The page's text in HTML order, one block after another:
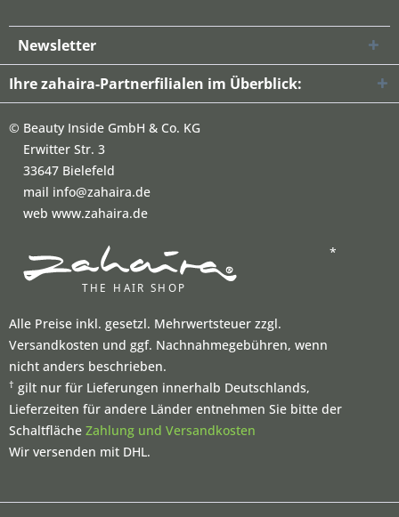
Newsletter
Ihre zahaira-Partnerfilialen im Überblick:
© Beauty Inside GmbH & Co. KG
Erwitter Str. 3
33647 Bielefeld
mail info@zahaira.de
web www.zahaira.de
*
Alle Preise inkl. gesetzl. Mehrwertsteuer zzgl.
Versandkosten und ggf. Nachnahmegebühren, wenn
nicht anders beschrieben.
† gilt nur für Lieferungen innerhalb Deutschlands,
Lieferzeiten für andere Länder entnehmen Sie bitte der
Schaltfläche Zahlung und Versandkosten
Wir versenden mit DHL.